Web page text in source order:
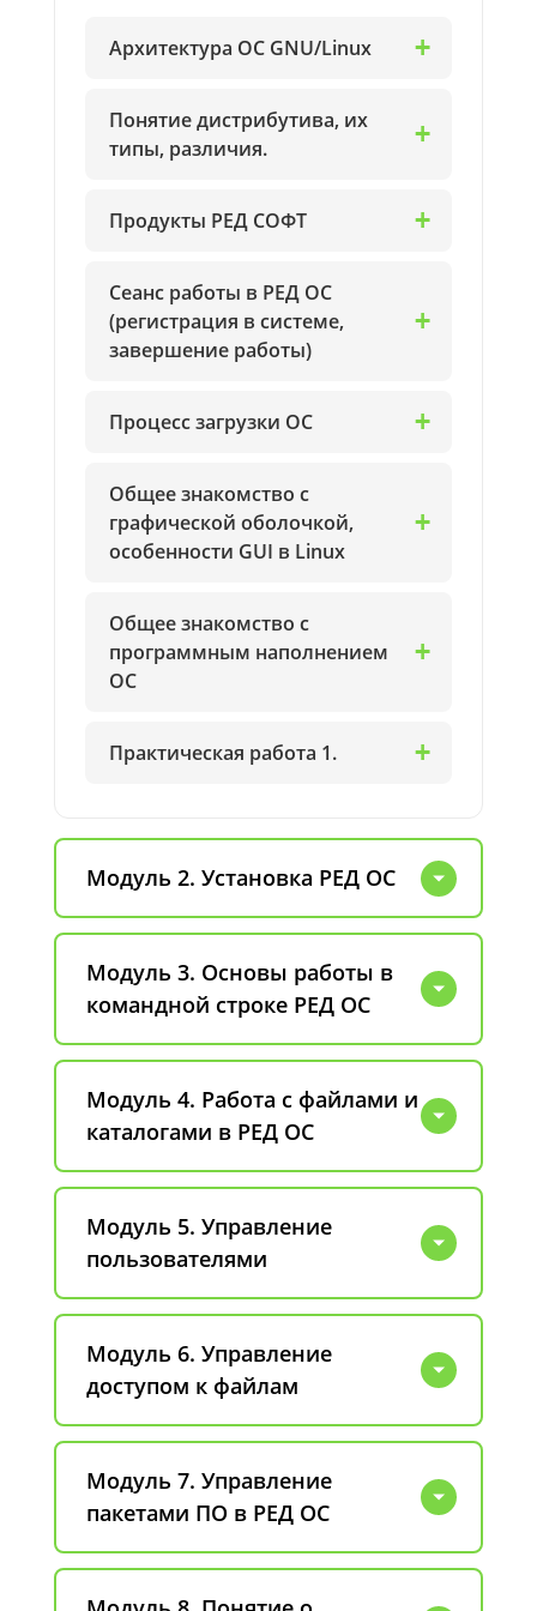
Архитектура ОС GNU/Linux
Понятие дистрибутива, их
типы, различия.
Продукты РЕД СОФТ
Сеанс работы в РЕД ОС
(регистрация в системе,
завершение работы)
Процесс загрузки ОС
Общее знакомство с
графической оболочкой,
особенности GUI в Linux
Общее знакомство с
программным наполнением
ОС
Практическая работа 1.
Модуль 2. Установка РЕД ОС
Модуль 3. Основы работы в
командной строке РЕД ОС
Модуль 4. Работа с файлами и
каталогами в РЕД ОС
Модуль 5. Управление
пользователями
Модуль 6. Управление
доступом к файлам
Модуль 7. Управление
пакетами ПО в РЕД ОС